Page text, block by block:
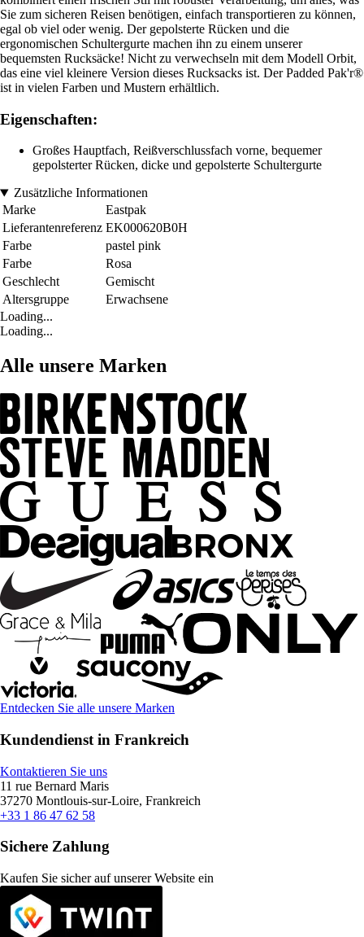
Sie zum sicheren Reisen benötigen, einfach transportieren zu können,
egal ob viel oder wenig. Der gepolsterte Rücken und die
ergonomischen Schultergurte machen ihn zu einem unserer
bequemsten Rucksäcke! Nicht zu verwechseln mit dem Modell Orbit,
das eine viel kleinere Version dieses Rucksacks ist. Der Padded Pak'r®
ist in vielen Farben und Mustern erhältlich.
Eigenschaften:
Großes Hauptfach, Reißverschlussfach vorne, bequemer
gepolsterter Rücken, dicke und gepolsterte Schultergurte
Zusätzliche Informationen
Marke
Eastpak
Lieferantenreferenz EK000620B0H
Farbe
pastel pink
Farbe
Rosa
Geschlecht
Gemischt
Altersgruppe
Erwachsene
Loading...
Loading...
Alle unsere Marken
Entdecken Sie alle unsere Marken
Kundendienst in Frankreich
Kontaktieren Sie uns
11 rue Bernard Maris
37270 Montlouis-sur-Loire, Frankreich
+33 1 86 47 62 58
Sichere Zahlung
Kaufen Sie sicher auf unserer Website ein